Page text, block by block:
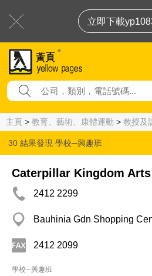
立即下載
主頁 > 教育、藝術、康體運動 > 教授及
30 結果發現 學校─興趣班
Caterpillar Kingdom
2412 2299
Bauhinia Gdn Shopping
2412 2099
學校─興趣班